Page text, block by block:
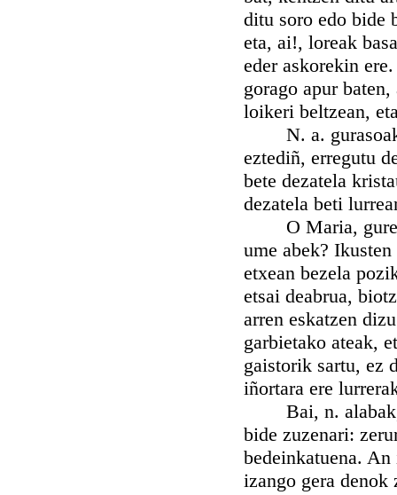
ditu soro edo bide
eta, ai!, loreak
eder askorekin
gorago apur
loikeri beltzean,
N. a. gurasoak:
eztediñ, erregutu
bete dezatela
dezatela beti
O Maria, gure
ume abek?
etxean bezela
etsai deabrua,
arren eskatzen
garbietako ateak,
gaistorik sartu, ez
iñortara ere
Bai, n. alabak,
bide zuzenari:
bedeinkatuena.
izango gera